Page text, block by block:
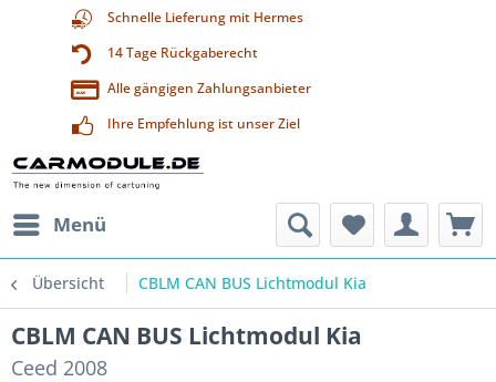
Schnelle Lieferung mit Hermes
14 Tage Rückgaberecht
Alle gängigen Zahlungsanbieter
Ihre Empfehlung ist unser Ziel
Menü
Übersicht CBLM CAN BUS Lichtmodul Kia
CBLM CAN BUS Lichtmodul Kia
Ceed 2008